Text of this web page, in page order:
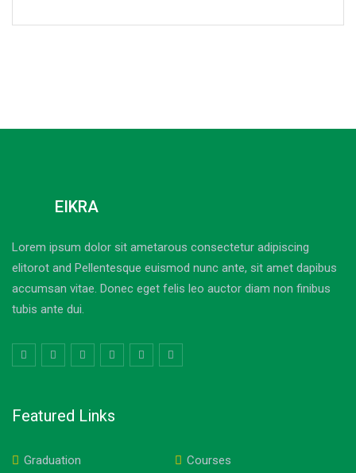
EIKRA
Lorem ipsum dolor sit ametarous consectetur adipiscing
elitorot and Pellentesque euismod nunc ante, sit amet dapibus
accumsan vitae. Donec eget felis leo auctor diam non finibus
tubis ante dui.
Featured Links
Graduation
Courses